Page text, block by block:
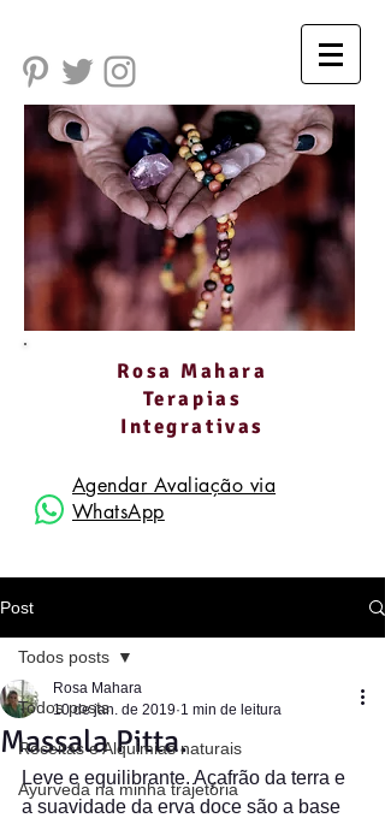
Rosa Mahara
Terapias
Integrativas
Agendar Avaliação via
WhatsApp
Post
Todos posts
Receitas e Alquimias naturais
Ayurveda na minha trajetória
Todos posts
Massala Pitta.
Rosa Mahara
10 de jan. de 2019 1 min de leitura
Leve e equilibrante. Açafrão da terra e
a suavidade da erva doce são a base